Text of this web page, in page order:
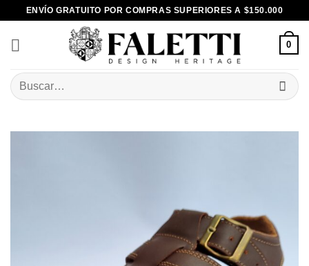
content
ENVÍO GRATUITO POR COMPRAS SUPERIORES A $150.000
0
Buscar
por: